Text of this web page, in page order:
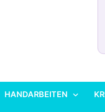
HANDARBEITEN